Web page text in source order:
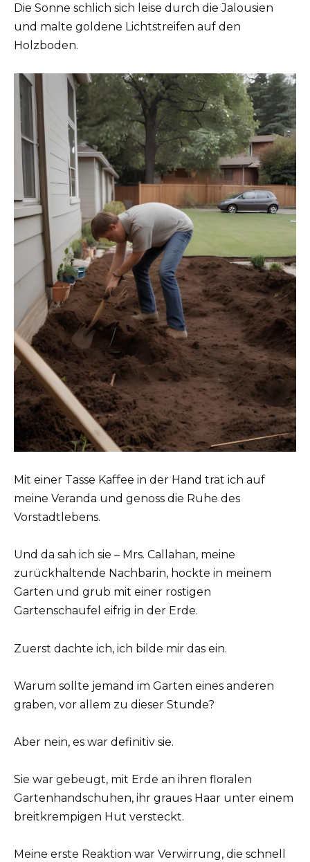
Die Sonne schlich sich leise durch die Jalousien
und malte goldene Lichtstreifen auf den
Holzboden.
Mit einer Tasse Kaffee in der Hand trat ich auf
meine Veranda und genoss die Ruhe des
Vorstadtlebens.
Und da sah ich sie – Mrs. Callahan, meine
zurückhaltende Nachbarin, hockte in meinem
Garten und grub mit einer rostigen
Gartenschaufel eifrig in der Erde.
Zuerst dachte ich, ich bilde mir das ein.
Warum sollte jemand im Garten eines anderen
graben, vor allem zu dieser Stunde?
Aber nein, es war definitiv sie.
Sie war gebeugt, mit Erde an ihren floralen
Gartenhandschuhen, ihr graues Haar unter einem
breitkrempigen Hut versteckt.
Meine erste Reaktion war Verwirrung, die schnell